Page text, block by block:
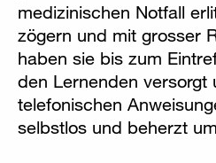
medizinischen Notfall
zögern und mit grosser
haben sie bis zum
den Lernenden versorgt
telefonischen
selbstlos und beherzt